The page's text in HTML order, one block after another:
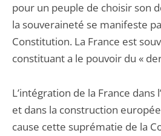
pour un peuple de choisir son
la souveraineté se manifeste
Constitution. La France est
constituant a le pouvoir du «
L’intégration de la France
et dans la construction
cause cette suprématie de la